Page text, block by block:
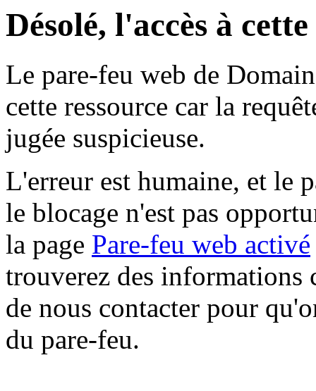
Désolé, l'accès à
Le pare-feu web de
cette ressource car la
jugée suspicieuse.
L'erreur est humaine, et le
le blocage n'est pas
la page Pare-feu web activé
trouverez des informations
de nous contacter pour
du pare-feu.